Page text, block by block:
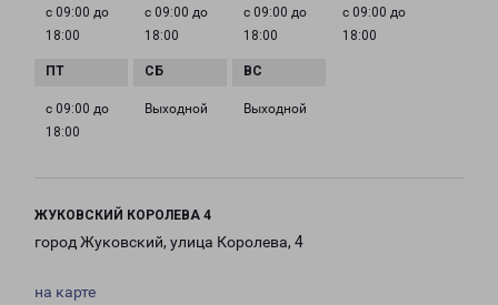
с 09:00 до
18:00
с 09:00 до
18:00
с 09:00 до
18:00
с 09:00 до
18:00
с 09:00 до
18:00
Выходной Выходной
ЖУКОВСКИЙ КОРОЛЕВА 4
город Жуковский, улица Королева, 4
на карте